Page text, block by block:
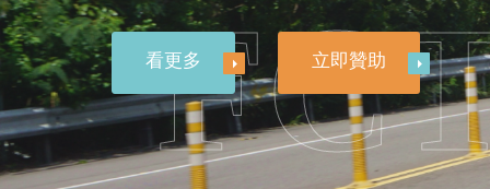
看更多 立即贊助